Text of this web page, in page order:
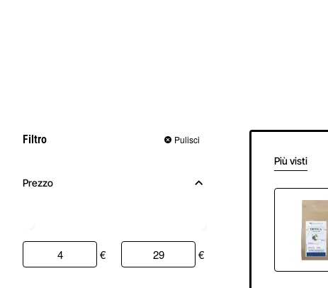
Filtro Pulisci
Prezzo
€ €
Più visti